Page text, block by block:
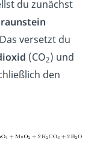
du zunächst
versetzt du
(CO2) und
den